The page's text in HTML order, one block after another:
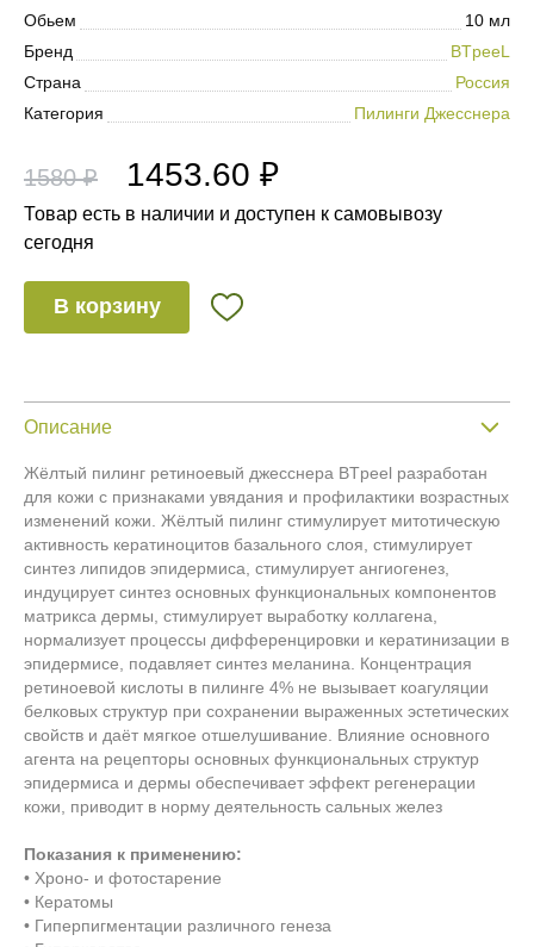
Обьем
10 мл
Бренд
BTpeeL
Страна
Россия
Категория
Пилинги Джесснера
1580 ₽ 1453.60 ₽
Товар есть в наличии и доступен к самовывозу
сегодня
В корзину
Описание
Жёлтый пилинг ретиноевый джесснера BTpeel разработан
для кожи с признаками увядания и профилактики возрастных
изменений кожи. Жёлтый пилинг стимулирует митотическую
активность кератиноцитов базального слоя, стимулирует
синтез липидов эпидермиса, стимулирует ангиогенез,
индуцирует синтез основных функциональных компонентов
матрикса дермы, стимулирует выработку коллагена,
нормализует процессы дифференцировки и кератинизации в
эпидермисе, подавляет синтез меланина. Концентрация
ретиноевой кислоты в пилинге 4% не вызывает коагуляции
белковых структур при сохранении выраженных эстетических
свойств и даёт мягкое отшелушивание. Влияние основного
агента на рецепторы основных функциональных структур
эпидермиса и дермы обеспечивает эффект регенерации
кожи, приводит в норму деятельность сальных желез
Показания к применению:
• Хроно- и фотостарение
• Кератомы
• Гиперпигментации различного генеза